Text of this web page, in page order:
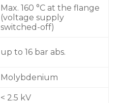
Max. 160 °C at the flange
(voltage supply
switched-off)
up to 16 bar abs.
Molybdenium
< 2.5 kV